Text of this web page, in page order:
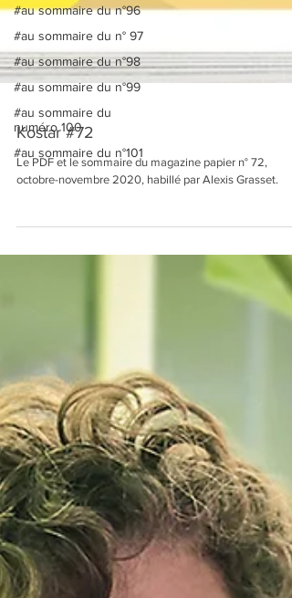
#au sommaire du n°96
#au sommaire du n° 97
#au sommaire du n°98
#au sommaire du n°99
#au sommaire du
numéro 100
#au sommaire du n°101
Kostar #72